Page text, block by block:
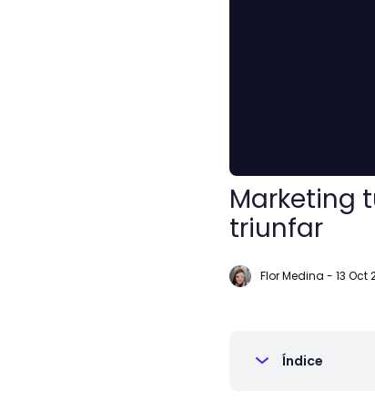
Marketing
triunfar
Flor Medina - 13 Oct
Índice